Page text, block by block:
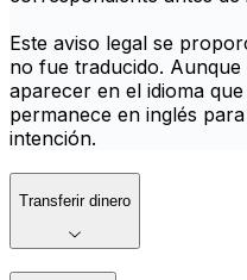
Este aviso legal se
no fue traducido.
aparecer en el idioma
permanece en inglés
intención.
Transferir dinero